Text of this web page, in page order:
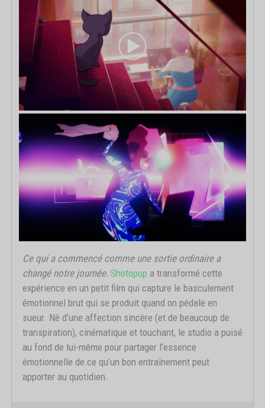
Ce qui a commencé comme une sortie ordinaire a
changé notre journée. Shotopop a transformé cette
expérience en un petit film qui capture le basculement
émotionnel brut qui se produit quand on pédale en
sueur. Né d’une affection sincère (et de beaucoup de
transpiration), cinématique et touchant, le studio a puisé
au fond de lui-même pour partager l’essence
émotionnelle de ce qu’un bon entraînement peut
apporter au quotidien.